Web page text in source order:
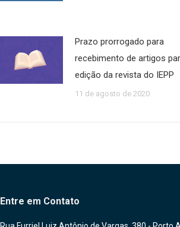
Prazo prorrogado para
recebimento de artigos
edição da revista do IEPP
11 de agosto de 2020
Entre em Contato